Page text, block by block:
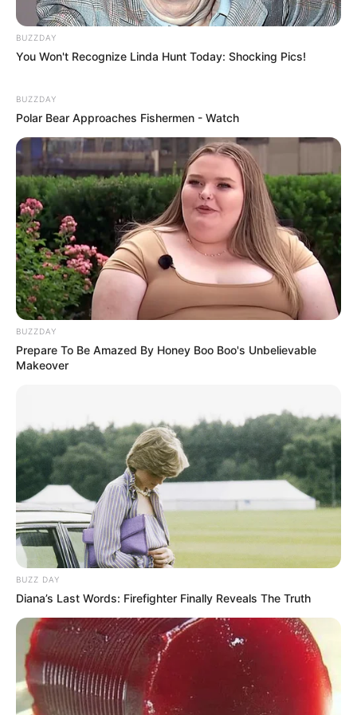
Seorang enterpreneur tidak mengenal kata
menyerah. Bertahan saja tidak cukup, maju, just do it
Foto – foto Alice Norin
1. Memiliki kecantikan alami khas wanita blasteran
(foto: instagram/alicenorin)
2. Sebagai model, ia sangat memperhatikan gaya busananya
BUZZDAY
You Won't Recognize Linda Hunt Today: Shocking Pics!
BUZZDAY
Polar Bear Approaches Fishermen - Watch
BUZZDAY
Prepare To Be Amazed By Honey Boo Boo's Unbelievable
Makeover
BUZZ DAY
Diana’s Last Words: Firefighter Finally Reveals The Truth